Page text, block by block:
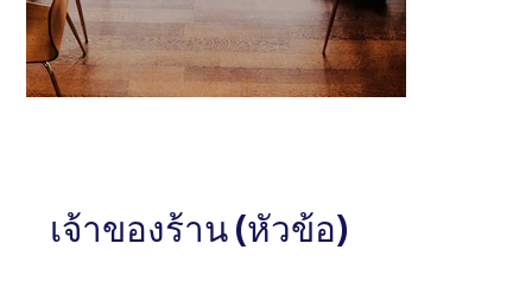
อธิบายสั้น ๆ . . . . . . . . . . . . . . . . . . . . . . . . . . . . . .
. . . . . . . . . . . . . . . . . . . . . . . . . . . . . .
เจ้าของร้าน (หัวข้อ)